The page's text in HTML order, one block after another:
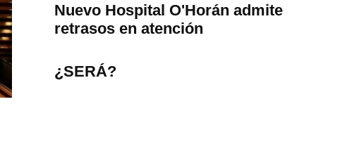
Nuevo Hospital O'Horán admite
retrasos en atención
¿SERÁ?